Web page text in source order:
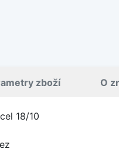
zboží O
18/10